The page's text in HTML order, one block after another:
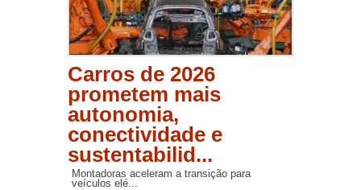
Carros de 2026
prometem mais
autonomia,
conectividade e
sustentabilid...
Montadoras aceleram a transição para
veículos elé...